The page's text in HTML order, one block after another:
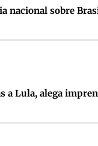
nacional sobre
a Lula, alega